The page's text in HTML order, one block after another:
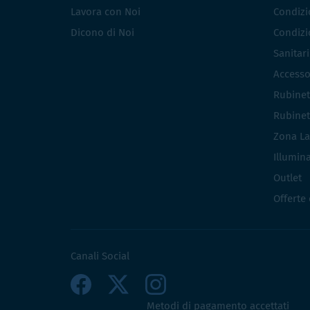
Lavora con Noi
Dicono di Noi
Zona
Outlet
Offerte
Canali Social
Metodi di pagamento accettati